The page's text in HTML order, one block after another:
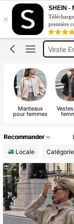
×
SHEIN -
première
Veste
Veste
Manteaux
pour femmes
Recommander
Locale
Catégorie